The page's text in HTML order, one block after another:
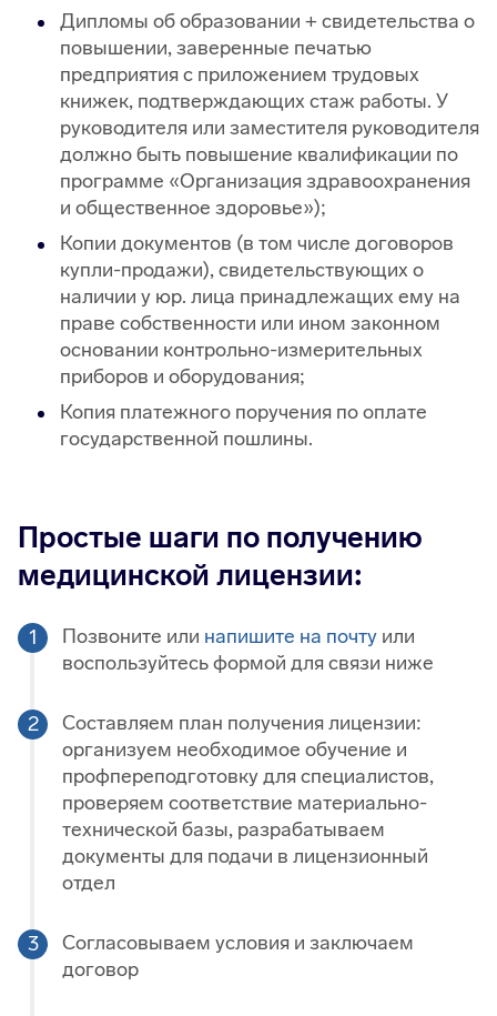
Дипломы об образовании + свидетельства о
повышении, заверенные печатью
предприятия с приложением трудовых
книжек, подтверждающих стаж работы. У
руководителя или заместителя руководителя
должно быть повышение квалификации по
программе «Организация здравоохранения
и общественное здоровье»);
Копии документов (в том числе договоров
купли-продажи), свидетельствующих о
наличии у юр. лица принадлежащих ему на
праве собственности или ином законном
основании контрольно-измерительных
приборов и оборудования;
Копия платежного поручения по оплате
государственной пошлины.
Простые шаги по получению
медицинской лицензии:
Позвоните или напишите на почту или
воспользуйтесь формой для связи ниже
Составляем план получения лицензии:
организуем необходимое обучение и
профпереподготовку для специалистов,
проверяем соответствие материально-
технической базы, разрабатываем
документы для подачи в лицензионный
отдел
Согласовываем условия и заключаем
договор